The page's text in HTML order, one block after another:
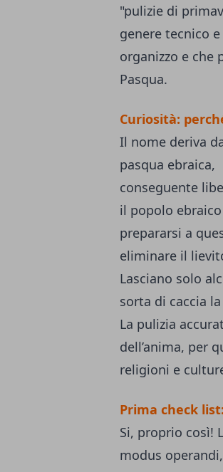
"pulizie di
genere tecnico
organizzo e che
Pasqua.
Curiosità:
Il nome deriva
pasqua
conseguente
il popolo
prepararsi a
eliminare il
Lasciano solo
sorta di caccia
La pulizia
dell’anima, per
religioni e
Prima check
Si, proprio così!
modus